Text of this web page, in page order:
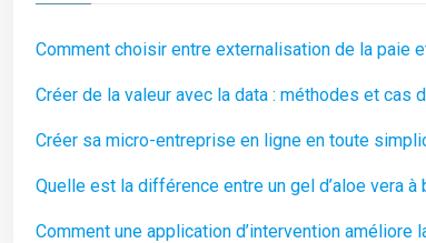
Comment choisir entre externalisation de la paie
Créer de la valeur avec la data : méthodes et cas
Créer sa micro-entreprise en ligne en toute
Quelle est la différence entre un gel d’aloe vera à
Comment une application d’intervention